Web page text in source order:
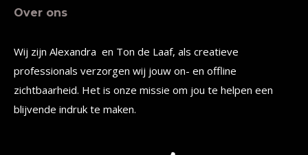
Over ons
Wij zijn Alexandra en Ton de Laaf, als creatieve
professionals verzorgen wij jouw on- en offline
zichtbaarheid. Het is onze missie om jou te helpen een
blijvende indruk te maken.